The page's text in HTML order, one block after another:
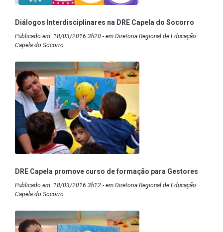
Diálogos Interdisciplinares na DRE Capela do Socorro
Publicado em: 18/03/2016 3h20 - em Diretoria Regional de Educação
Capela do Socorro
DRE Capela promove curso de formação para Gestores
Publicado em: 18/03/2016 3h12 - em Diretoria Regional de Educação
Capela do Socorro